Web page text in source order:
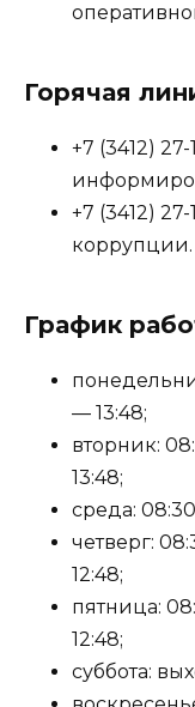
Горячая
+7 (3412)
+7 (3412)
коррупции.
График
— 13:48;
вторник:
13:48;
среда:
четверг:
12:48;
пятница:
12:48;
суббота: